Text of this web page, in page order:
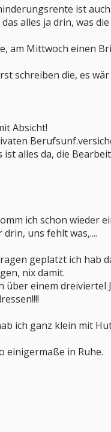
ist
alles ja drin, was
am Mittwoch einen
schreiben die, es
Absicht!
ist alles da, die
ich schon wieder
uns fehlt was,....
geplatzt ich hab
nix damit.
einem dreiviertel
ich ganz klein mit
einigermaße in Ruhe.